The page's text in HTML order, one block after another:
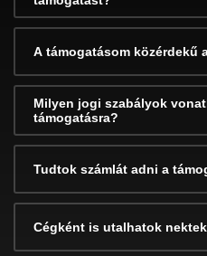
A támogatásom közérdekű
Milyen jogi szabályok
támogatásra?
Tudtok számlát adni a
Cégként is utalhatok